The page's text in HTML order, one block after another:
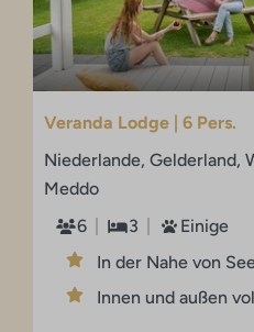
Veranda Lodge | 6 Pers.
Niederlande, Gelderland,
Meddo
6
3
Einige
In der Nahe von
Innen und außen